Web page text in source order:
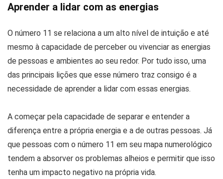
Aprender a lidar com as energias
O número 11 se relaciona a um alto nível de intuição e até
mesmo à capacidade de perceber ou vivenciar as energias
de pessoas e ambientes ao seu redor. Por tudo isso, uma
das principais lições que esse número traz consigo é a
necessidade de aprender a lidar com essas energias.
A começar pela capacidade de separar e entender a
diferença entre a própria energia e a de outras pessoas. Já
que pessoas com o número 11 em seu mapa numerológico
tendem a absorver os problemas alheios e permitir que isso
tenha um impacto negativo na própria vida.